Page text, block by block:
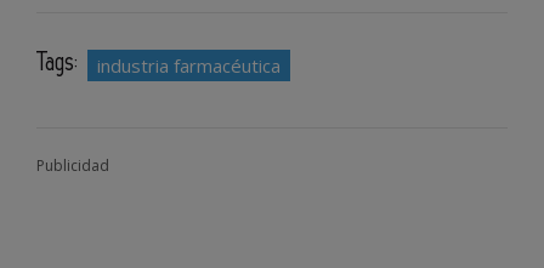
Tags: industria farmacéutica
Publicidad